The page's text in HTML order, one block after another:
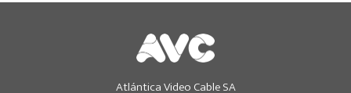
Atlántica Video Cable SA